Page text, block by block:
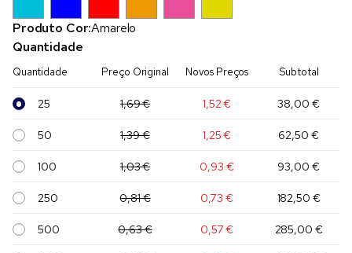
Produto Cor:Amarelo
Quantidade
Quantidade Preço Original Novos Preços Subtotal
25 1,69 € 1,52 € 38,00 €
50 1,39 € 1,25 € 62,50 €
100 1,03 € 0,93 € 93,00 €
250 0,81 € 0,73 € 182,50 €
500 0,63 € 0,57 € 285,00 €